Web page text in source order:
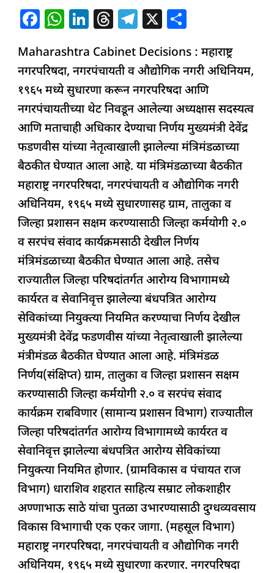
F
c
e
b
o
o
k
W
at
s
A
p
p
Li
k
e
dI
n
T
re
a
d
s
T
e
g
ra
m
X
ar
e
Maharashtra Cabinet Decisions : महाराष्ट्र
नगरपरिषदा, नगरपंचायती व औद्योगिक नगरी अधिनियम,
१९६५ मध्ये सुधारणा करून नगरपरिषदा आणि
नगरपंचायतीच्या थेट निवडून आलेल्या अध्यक्षास सदस्यत्व
आणि मताचाही अधिकार देण्याचा निर्णय मुख्यमंत्री देवेंद्र
फडणवीस यांच्या नेतृत्वाखाली झालेल्या मंत्रिमंडळाच्या
बैठकीत घेण्यात आला आहे. या मंत्रिमंडळाच्या बैठकीत
महाराष्ट्र नगरपरिषदा, नगरपंचायती व औद्योगिक नगरी
अधिनियम, १९६५ मध्ये सुधारणासह ग्राम, तालुका व
जिल्हा प्रशासन सक्षम करण्यासाठी जिल्हा कर्मयोगी २.०
व सरपंच संवाद कार्यक्रमसाठी देखील निर्णय
मंत्रिमंडळाच्या बैठकीत घेण्यात आला आहे. तसेच
राज्यातील जिल्हा परिषदांतर्गत आरोग्य विभागामध्ये
कार्यरत व सेवानिवृत्त झालेल्या बंधपत्रित आरोग्य
सेविकांच्या नियुक्त्या नियमित करण्याचा निर्णय देखील
मुख्यमंत्री देवेंद्र फडणवीस यांच्या नेतृत्वाखाली झालेल्या
मंत्रीमंडळ बैठकीत घेण्यात आला आहे. मंत्रिमंडळ
निर्णय(संक्षिप्त) ग्राम, तालुका व जिल्हा प्रशासन सक्षम
करण्यासाठी जिल्हा कर्मयोगी २.० व सरपंच संवाद
कार्यक्रम राबविणार (सामान्य प्रशासन विभाग) राज्यातील
जिल्हा परिषदांतर्गत आरोग्य विभागामध्ये कार्यरत व
सेवानिवृत्त झालेल्या बंधपत्रित आरोग्य सेविकांच्या
नियुक्त्या नियमित होणार. (ग्रामविकास व पंचायत राज
विभाग) धाराशिव शहरात साहित्य सम्राट लोकशाहीर
अण्णाभाऊ साठे यांचा पुतळा उभारण्यासाठी दुग्धव्यवसाय
विकास विभागाची एक एकर जागा. (महसूल विभाग)
महाराष्ट्र नगरपरिषदा, नगरपंचायती व औद्योगिक नगरी
अधिनियम, १९६५ मध्ये सुधारणा करणार. नगरपरिषदा
फडणवीस
सरकारचा
मोठा
निर्णय